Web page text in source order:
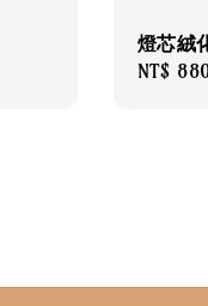
燈芯絨
Regular
NT$